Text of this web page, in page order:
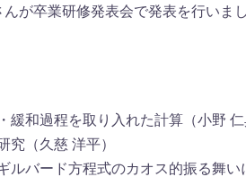
が卒業研修発表会で発表を行いま
和過程を取り入れた計算（小野 仁
（久慈 洋平）
バード方程式のカオス的振る舞い